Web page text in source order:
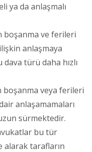
ya da anlaşmalı
boşanma ve ferileri
anlaşmaya
dava türü daha hızlı
boşanma veya ferileri
anlaşamamaları
sürmektedir.
bu tür
alarak tarafların